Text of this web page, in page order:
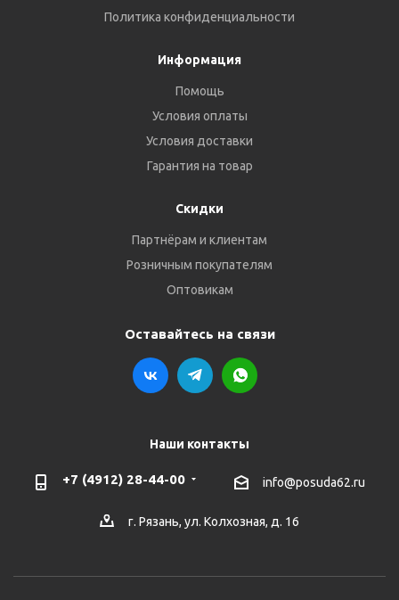
Политика конфиденциальности
Информация
Помощь
Условия оплаты
Условия доставки
Гарантия на товар
Скидки
Партнёрам и клиентам
Розничным покупателям
Оптовикам
Оставайтесь на связи
Наши контакты
+7 (4912) 28-44-00 info@posuda62.ru
г. Рязань, ул. Колхозная, д. 16